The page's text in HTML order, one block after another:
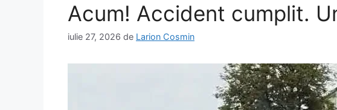
Acum! Accident cumplit.
iulie 27, 2026 de Larion Cosmin